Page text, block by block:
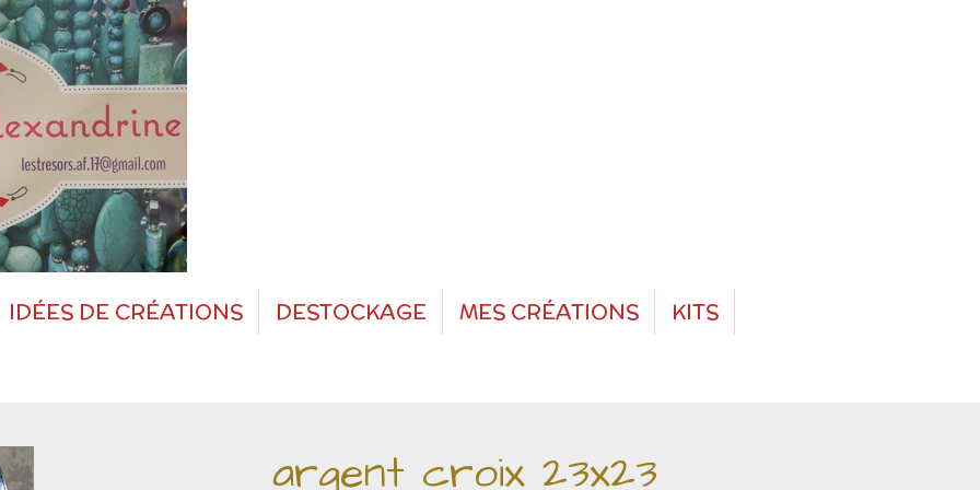
IDÉES DE CRÉATIONS DESTOCKAGE MES CRÉATIONS KITS
argent croix 23x23